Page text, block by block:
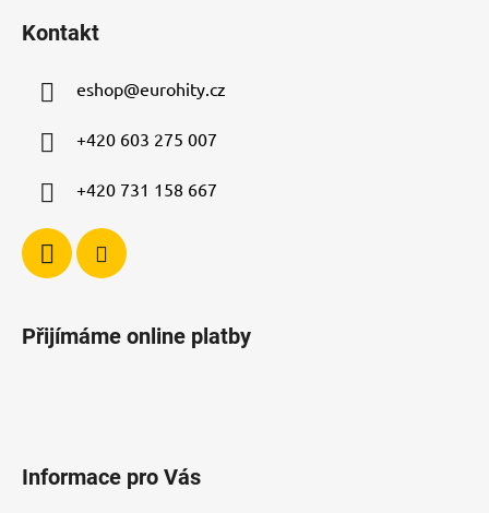
s
Kontakt
eshop@eurohity.cz
+420 603 275 007
+420 731 158 667
Přijímáme online platby
Informace pro Vás